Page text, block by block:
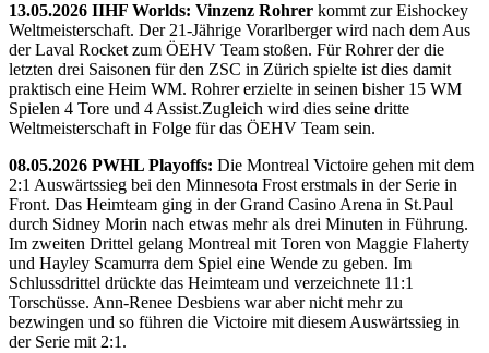
13.05.2026 IIHF Worlds: Vinzenz Rohrer kommt zur Eishockey
Weltmeisterschaft. Der 21-Jährige Vorarlberger wird nach dem Aus
der Laval Rocket zum ÖEHV Team stoßen. Für Rohrer der die
letzten drei Saisonen für den ZSC in Zürich spielte ist dies damit
praktisch eine Heim WM. Rohrer erzielte in seinen bisher 15 WM
Spielen 4 Tore und 4 Assist.Zugleich wird dies seine dritte
Weltmeisterschaft in Folge für das ÖEHV Team sein.
08.05.2026 PWHL Playoffs: Die Montreal Victoire gehen mit dem
2:1 Auswärtssieg bei den Minnesota Frost erstmals in der Serie in
Front. Das Heimteam ging in der Grand Casino Arena in St.Paul
durch Sidney Morin nach etwas mehr als drei Minuten in Führung.
Im zweiten Drittel gelang Montreal mit Toren von Maggie Flaherty
und Hayley Scamurra dem Spiel eine Wende zu geben. Im
Schlussdrittel drückte das Heimteam und verzeichnete 11:1
Torschüsse. Ann-Renee Desbiens war aber nicht mehr zu
bezwingen und so führen die Victoire mit diesem Auswärtssieg in
der Serie mit 2:1.